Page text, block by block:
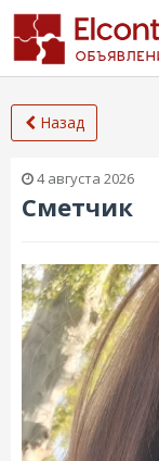
Назад
4 августа 2026
Сметчик